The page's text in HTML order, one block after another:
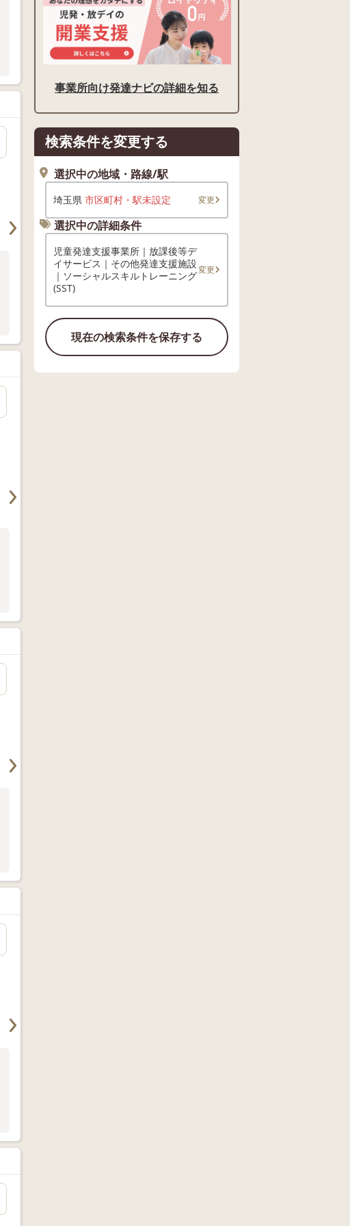
事業所向け発達ナビの詳細を知る
検索条件を変更する
選択中の地域・路線/駅
埼玉県 市区町村・駅未設定 変更
選択中の詳細条件
児童発達支援事業所｜放課後等デ
イサービス｜その他発達支援施設
｜ソーシャルスキルトレーニング
(SST)
変更
現在の検索条件を保存する